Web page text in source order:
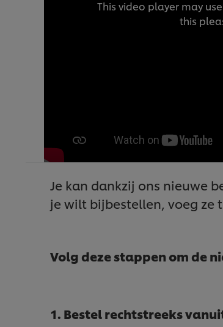
This video player may
this
Je kan dankzij ons nieuwe
je wilt bijbestellen, voeg ze
Volg deze stappen om de
1. Bestel rechtstreeks